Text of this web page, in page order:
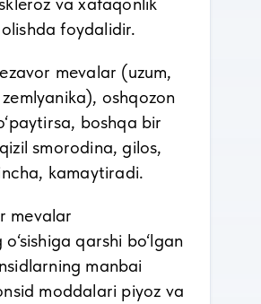
foydalidir.
mevalar (uzum,
oshqozon
boshqa bir
smorodina, gilos,
kamaytiradi.
mevalar
qarshi bo‘lgan
manbai
moddalari piyoz va